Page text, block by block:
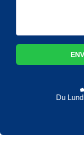
Du